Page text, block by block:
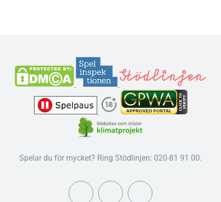
Spelar du för mycket? Ring Stödlinjen: 020-81 91 00.